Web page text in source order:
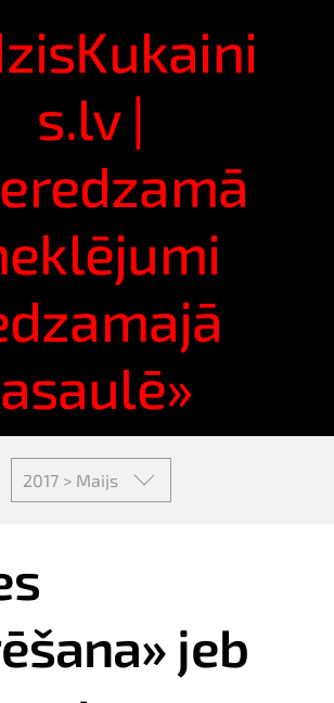
s.lv |
2017 > Maijs
jeb